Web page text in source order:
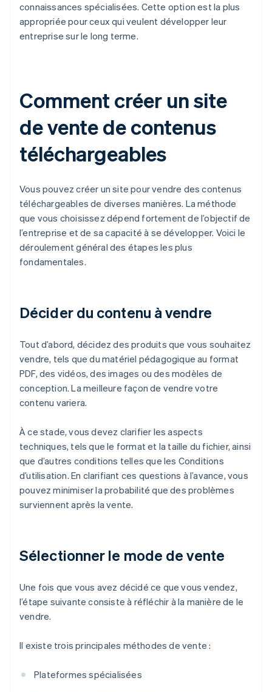
connaissances spécialisées. Cette option est la plus
appropriée pour ceux qui veulent développer leur
entreprise sur le long terme.
Comment créer un site
de vente de contenus
téléchargeables
Vous pouvez créer un site pour vendre des contenus
téléchargeables de diverses manières. La méthode
que vous choisissez dépend fortement de l’objectif de
l’entreprise et de sa capacité à se développer. Voici le
déroulement général des étapes les plus
fondamentales.
Décider du contenu à vendre
Tout d’abord, décidez des produits que vous souhaitez
vendre, tels que du matériel pédagogique au format
PDF, des vidéos, des images ou des modèles de
conception. La meilleure façon de vendre votre
contenu variera.
À ce stade, vous devez clarifier les aspects
techniques, tels que le format et la taille du fichier, ainsi
que d’autres conditions telles que les Conditions
d’utilisation. En clarifiant ces questions à l’avance, vous
pouvez minimiser la probabilité que des problèmes
surviennent après la vente.
Sélectionner le mode de vente
Une fois que vous avez décidé ce que vous vendez,
l’étape suivante consiste à réfléchir à la manière de le
vendre.
Il existe trois principales méthodes de vente :
Plateformes spécialisées